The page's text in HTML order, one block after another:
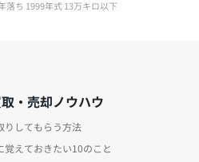
落ち 1999年式 13万キロ以下
・売却ノウハウ
りしてもらう方法
えておきたい10のこと